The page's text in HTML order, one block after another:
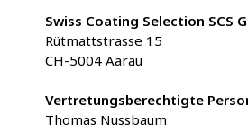
Swiss Coating Selection SCS
Rütmattstrasse 15
CH-5004 Aarau
Vertretungsberechtigte
Thomas Nussbaum